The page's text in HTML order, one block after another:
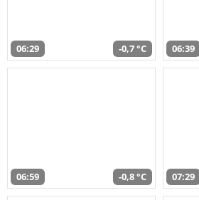
06:29 -0,7 °C 06:39
06:59 -0,8 °C 07:29